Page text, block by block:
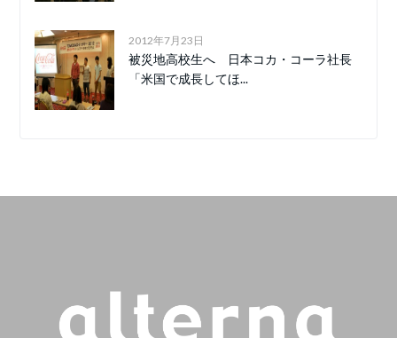
2012年7月23日
被災地高校生へ 日本コカ・コーラ社長
「米国で成長してほ...